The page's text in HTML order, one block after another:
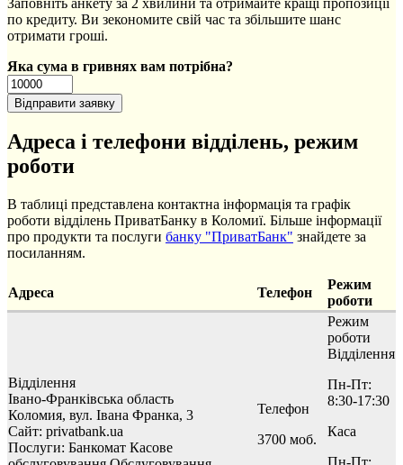
по кредиту. Ви зекономите свій час та збільшите шанс
отримати гроші.
Яка сума в гривнях вам потрібна?
Адреса і телефони відділень, режим
роботи
В таблиці представлена контактна інформація та графік
роботи відділень ПриватБанку в Коломиї. Більше інформації
про продукти та послуги банку "ПриватБанк" знайдете за
посиланням.
Адреса Телефон
Режим
роботи
Відділення
Івано-Франківська область
Коломия, вул. Івана Франка, 3
Сайт: privatbank.ua
Послуги: Банкомат Касове
Телефон
3700 моб.
Режим
роботи
Відділення
Пн-Пт:
8:30-17:30
Каса